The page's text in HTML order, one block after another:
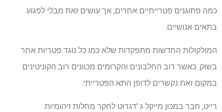
כמה פתוגנים פטרייתיים אחרים, אך עושים זאת מבלי לפגוע
בתאים אנושיים.
המולקולות החדשות מתפקדות שלא כמו כל נוגד פטריות אחר
בשוק. כאשר רוב החלבונים והקרומים מכוונים רוב הקוניטינים
במקום זאת נקשרים לדופן התא הפטרייתי.
רייט, חבר במכון מייקל ג 'דגרוט לחקר מחלות זיהומיות